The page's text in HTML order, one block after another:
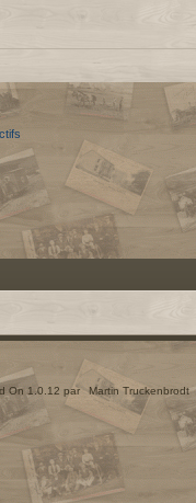
On 1.0.12 par Martin Truckenbrodt